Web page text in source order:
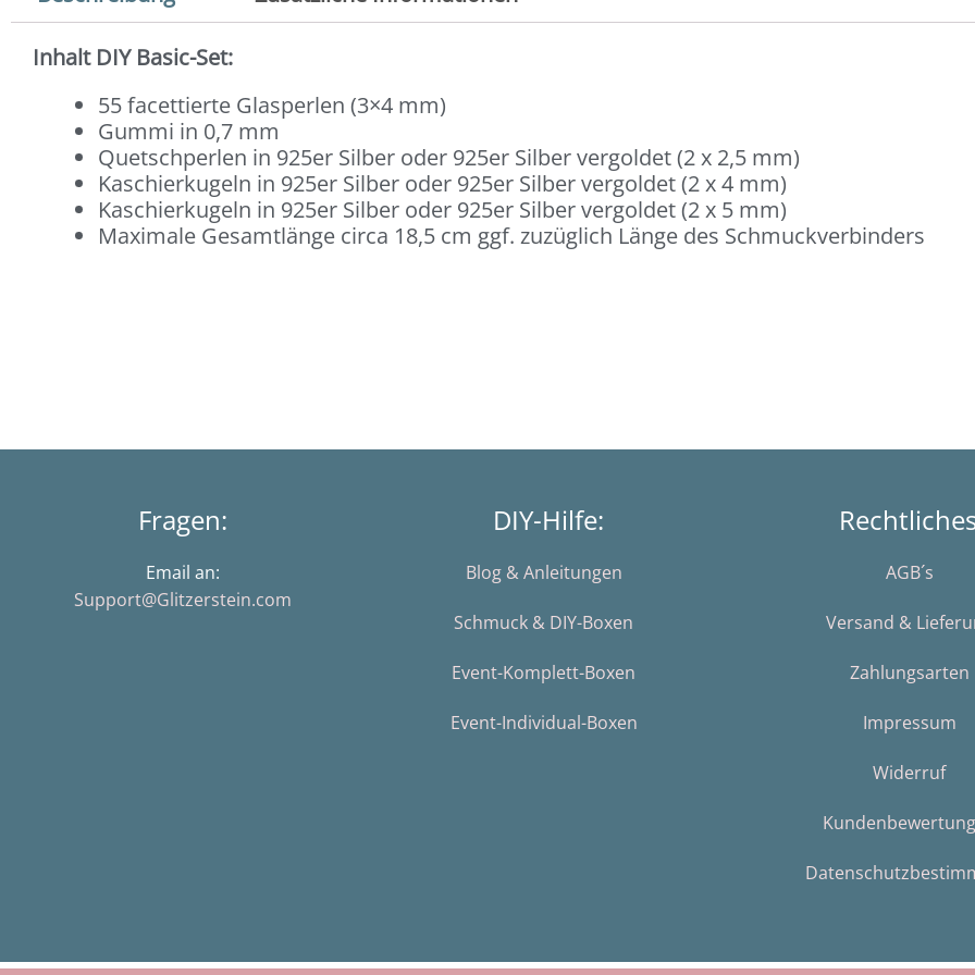
Inhalt DIY Basic-Set:
55 facettierte Glasperlen (3×4 mm)
Gummi in 0,7 mm
Quetschperlen in 925er Silber oder 925er Silber vergoldet (2 x 2,5 mm)
Kaschierkugeln in 925er Silber oder 925er Silber vergoldet (2 x 4 mm)
Kaschierkugeln in 925er Silber oder 925er Silber vergoldet (2 x 5 mm)
Maximale Gesamtlänge circa 18,5 cm ggf. zuzüglich Länge des Schmuckverbinders
Fragen:
Email an:
Support@Glitzerstein.com
DIY-Hilfe:
Blog & Anleitungen
Schmuck & DIY-Boxen
Event-Komplett-Boxen
Event-Individual-Boxen
AGB´s
Versand &
Zahlungsarten
Impressum
Widerruf